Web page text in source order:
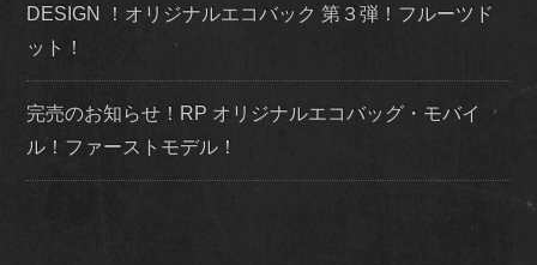
DESIGN ！オリジナルエコバック 第３弾！フルーツド
ット！
完売のお知らせ！RP オリジナルエコバッグ・モバイ
ル！ファーストモデル！